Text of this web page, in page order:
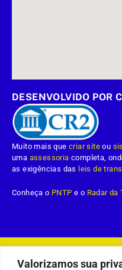
Valorizamos sua
DESENVOLVIDO POR
Muito mais quecriar site ou
uma assessoria completa,
as exigências das leis de
Conheça o PNTP e o Radar da